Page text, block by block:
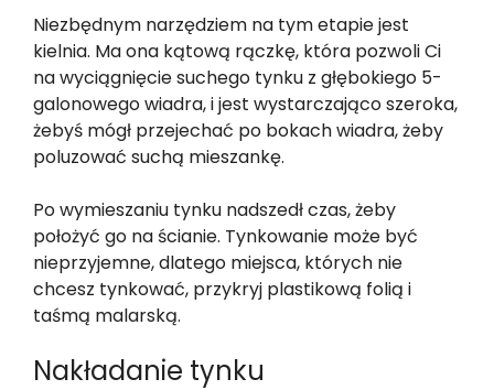
Niezbędnym narzędziem na tym etapie jest
kielnia. Ma ona kątową rączkę, która pozwoli Ci
na wyciągnięcie suchego tynku z głębokiego 5-
galonowego wiadra, i jest wystarczająco szeroka,
żebyś mógł przejechać po bokach wiadra, żeby
poluzować suchą mieszankę.
Po wymieszaniu tynku nadszedł czas, żeby
położyć go na ścianie. Tynkowanie może być
nieprzyjemne, dlatego miejsca, których nie
chcesz tynkować, przykryj plastikową folią i
taśmą malarską.
Nakładanie tynku